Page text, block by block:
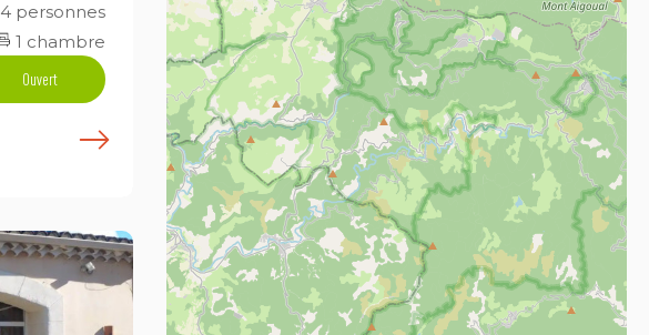
4 personnes
1 chambre
Ouvert
En savoir plus